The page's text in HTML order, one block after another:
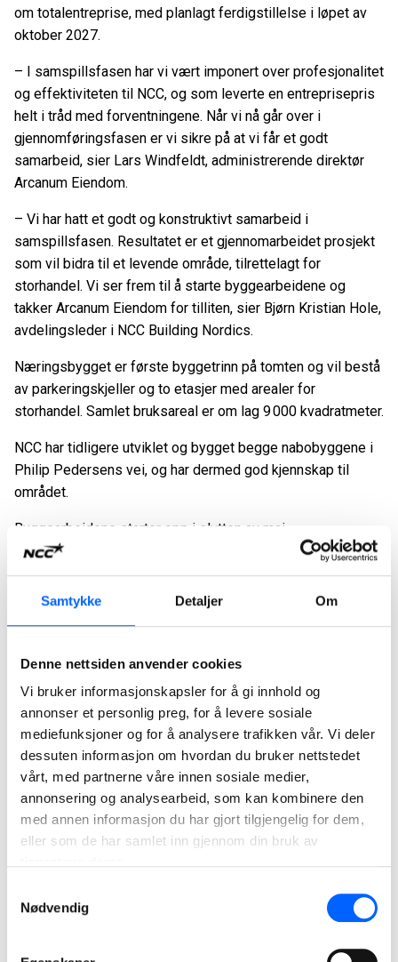
Samtykke Detaljer Om
Denne nettsiden anvender cookies
Vi bruker informasjonskapsler for å gi innhold og
annonser et personlig preg, for å levere sosiale
mediefunksjoner og for å analysere trafikken vår. Vi deler
dessuten informasjon om hvordan du bruker nettstedet
vårt, med partnerne våre innen sosiale medier,
annonsering og analysearbeid, som kan kombinere den
med annen informasjon du har gjort tilgjengelig for dem,
eller som de har samlet inn gjennom din bruk av
Nødvendig
om totalentreprise, med planlagt ferdigstillelse i løpet av
oktober 2027.
– I samspillsfasen har vi vært imponert over profesjonalitet
og effektiviteten til NCC, og som leverte en entreprisepris
helt i tråd med forventningene. Når vi nå går over i
gjennomføringsfasen er vi sikre på at vi får et godt
samarbeid, sier Lars Windfeldt, administrerende direktør
Arcanum Eiendom.
– Vi har hatt et godt og konstruktivt samarbeid i
samspillsfasen. Resultatet er et gjennomarbeidet prosjekt
som vil bidra til et levende område, tilrettelagt for
storhandel. Vi ser frem til å starte byggearbeidene og
takker Arcanum Eiendom for tilliten, sier Bjørn Kristian Hole,
avdelingsleder i NCC Building Nordics.
Næringsbygget er første byggetrinn på tomten og vil bestå
av parkeringskjeller og to etasjer med arealer for
storhandel. Samlet bruksareal er om lag 9 000 kvadratmeter.
NCC har tidligere utviklet og bygget begge nabobyggene i
Philip Pedersens vei, og har dermed god kjennskap til
området.
Byggearbeidene starter opp i slutten av mai.
Kontrakten har en verdi på MNOK 205 og ordreregistreres i
Nordics.
NCC starter i slutten av mai opp byggingen av
næringsbygget i Philip Pedersens vei 9 på Lysaker i
Bærum kommune.
Illustrasjon: Henning Larsen Arkitekter
For ytterligere informasjon, kontakt:
Bjørn Kristian Hole, avdelingsleder i NCC Building Nordics
t. 92 08 89 91 e.bjorn.kristian.hole@ncc.no
Mille Windfeldt, Arcanum Eiendom
Tor Heimdahl, media manager NCC i Norge